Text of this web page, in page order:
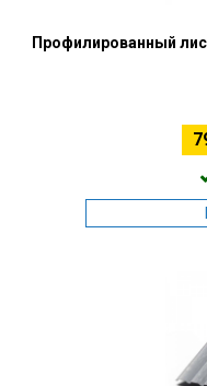
Профилированный